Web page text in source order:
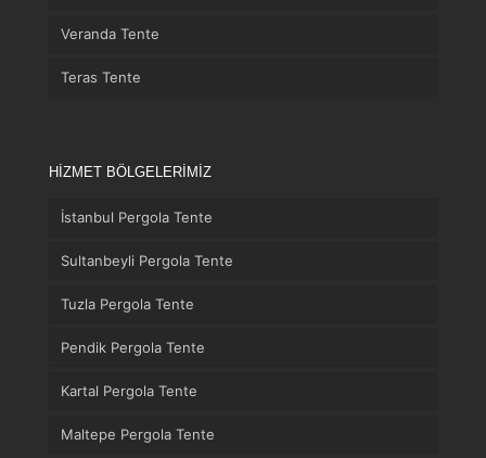
Veranda Tente
Teras Tente
HİZMET BÖLGELERİMİZ
İstanbul Pergola Tente
Sultanbeyli Pergola Tente
Tuzla Pergola Tente
Pendik Pergola Tente
Kartal Pergola Tente
Maltepe Pergola Tente